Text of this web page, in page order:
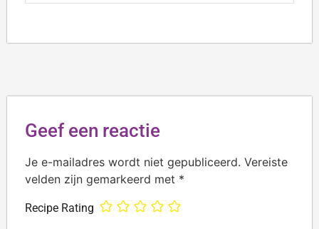
Geef een reactie
Je e-mailadres wordt niet gepubliceerd. Vereiste
velden zijn gemarkeerd met *
Recipe Rating